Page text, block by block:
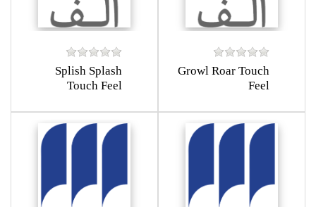
Growl Roar Touch
Feel
Splish Splash
Touch Feel